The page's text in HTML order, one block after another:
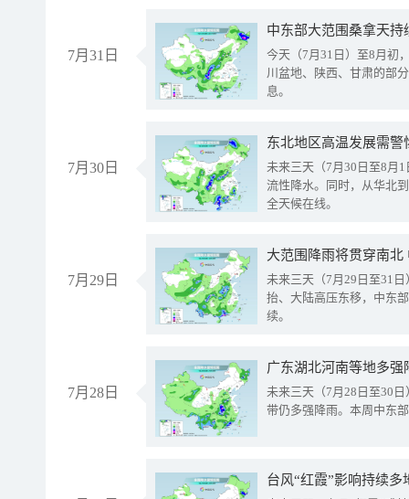
7月31日
中东部大范围桑拿天
今天（7月31日）至8月初
川盆地、陕西、甘肃的部
息。
7月30日
东北地区高温发展需
未来三天（7月30日至8月
流性降水。同时，从华北
全天候在线。
7月29日
大范围降雨将贯穿南
未来三天（7月29日至31
抬、大陆高压东移，中东
续。
7月28日
广东湖北河南等地多
未来三天（7月28日至30
带仍多强降雨。本周中东
台风“红霞”影响持续